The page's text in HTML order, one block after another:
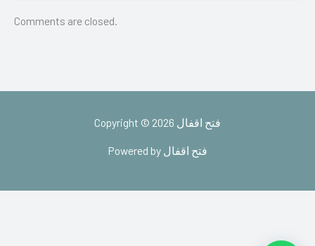
Comments are closed.
Copyright © 2026 فتح اقفال
Powered by فتح اقفال